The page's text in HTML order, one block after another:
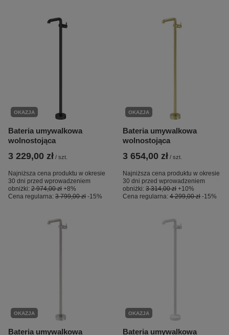
OKAZJA
Bateria umywalkowa
wolnostojąca
3 229,00 zł / szt.
Najniższa cena produktu w okresie
30 dni przed wprowadzeniem
obniżki: 2 974,00 zł +8%
Cena regularna: 3 799,00 zł -15%
OKAZJA
Bateria umywalkowa
wolnostojąca
3 654,00 zł / szt.
Najniższa cena produktu w okresie
30 dni przed wprowadzeniem
obniżki: 3 314,00 zł +10%
Cena regularna: 4 299,00 zł -15%
OKAZJA
Bateria umywalkowa
OKAZJA
Bateria umywalkowa